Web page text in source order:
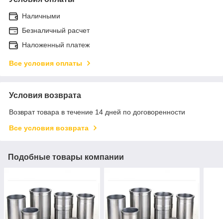
Наличными
Безналичный расчет
Наложенный платеж
Все условия оплаты
Условия возврата
Возврат товара в течение 14 дней по договоренности
Все условия возврата
Подобные товары компании